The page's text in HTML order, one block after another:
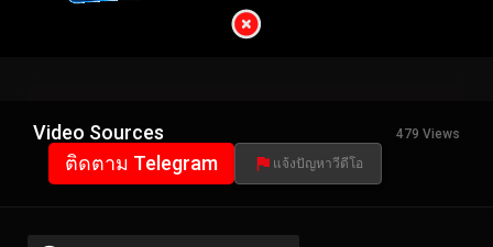
Video Sources 479 Views
ติดตาม Telegram แจ้งปัญหาวีดีโอ